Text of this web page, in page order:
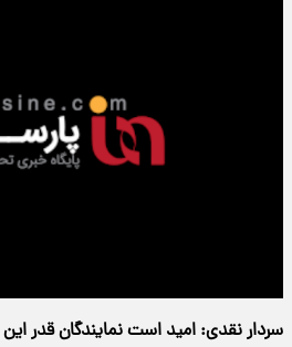
سردار نقدی: امید است نمایندگان قدر